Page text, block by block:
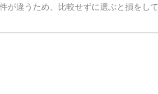
が違うため、比較せずに選ぶと損をし
！ 比較サイト：プラコレ、ゼクシィ、
といった疑問も解決します。 まずは診
ング診断」か、体験型 […]